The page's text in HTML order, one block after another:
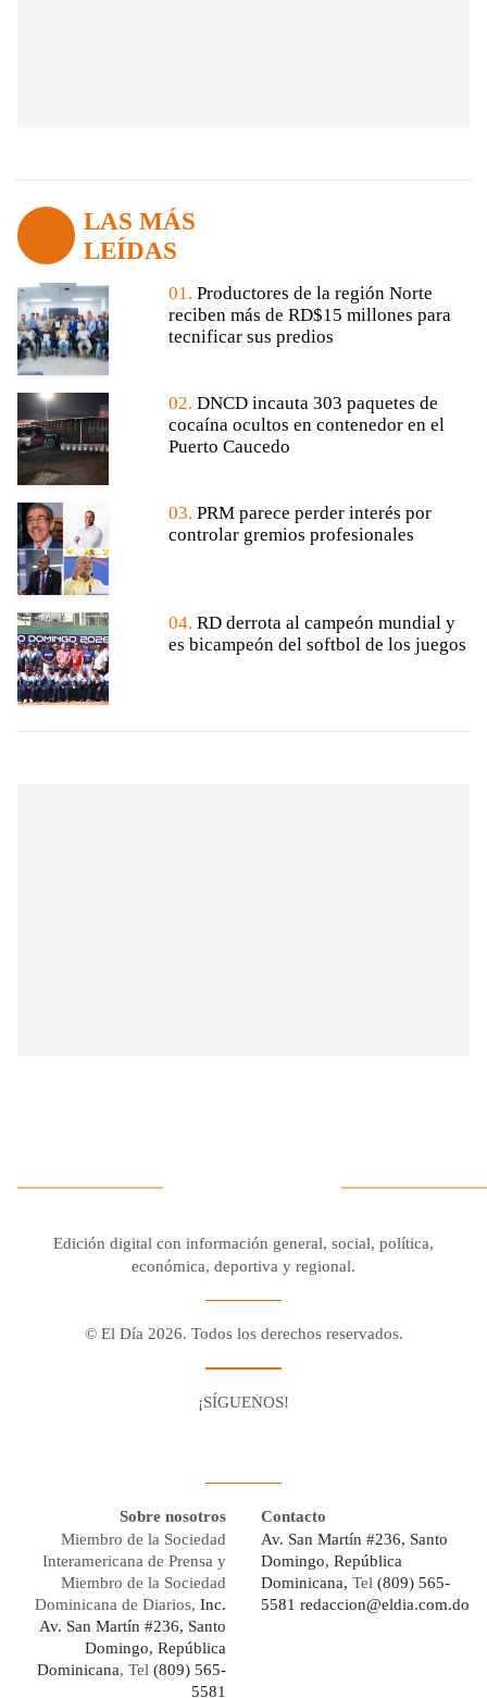
LAS MÁS
LEÍDAS
01. Productores de la región Norte
reciben más de RD$15 millones para
tecnificar sus predios
02. DNCD incauta 303 paquetes de
cocaína ocultos en contenedor en el
Puerto Caucedo
03. PRM parece perder interés por
controlar gremios profesionales
04. RD derrota al campeón mundial y
es bicampeón del softbol de los juegos
Edición digital con información general, social, política,
económica, deportiva y regional.
© El Día 2026. Todos los derechos reservados.
¡SÍGUENOS!
Sobre nosotros
Miembro de la Sociedad
Interamericana de Prensa y
Miembro de la Sociedad
Dominicana de Diarios, Inc.
Av. San Martín #236, Santo
Domingo, República
Dominicana, Tel (809) 565-
5581
Contacto
Av. San Martín #236, Santo
Domingo, República
Dominicana, Tel (809) 565-
5581 redaccion@eldia.com.do